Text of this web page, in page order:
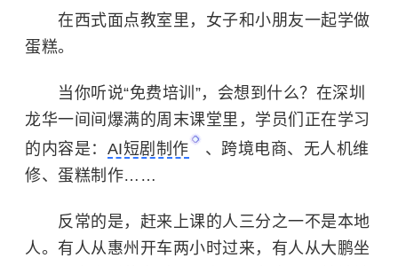
在西式面点教室里，女子和小朋友一起学做
蛋糕。
当你听说“免费培训”，会想到什么？在深圳
龙华一间间爆满的周末课堂里，学员们正在学习
的内容是： AI短剧制作
、跨境电商、无人机维
修、蛋糕制作……
反常的是，赶来上课的人三分之一不是本地
人。有人从惠州开车两小时过来，有人从大鹏坐